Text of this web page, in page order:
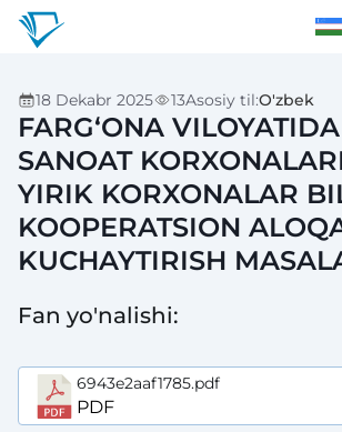
18 Dekabr 2025 13Asosiy til:O'zbek
FARGʻONA
SANOAT
YIRIK KORXONALAR
KOOPERATSION
KUCHAYTIRISH
Fan yo'nalishi:
6943e2aaf1785.pdf
PDF